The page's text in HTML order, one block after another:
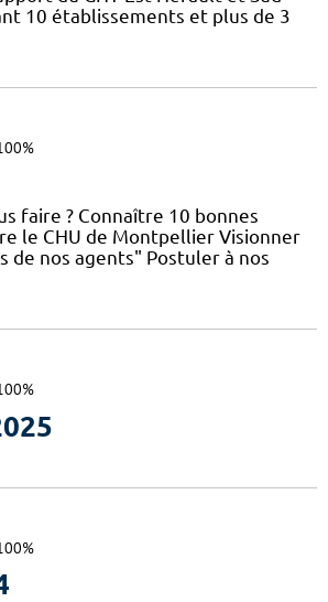
10 établissements et plus de 3
faire ? Connaître 10 bonnes
le CHU de Montpellier Visionner
de nos agents" Postuler à nos